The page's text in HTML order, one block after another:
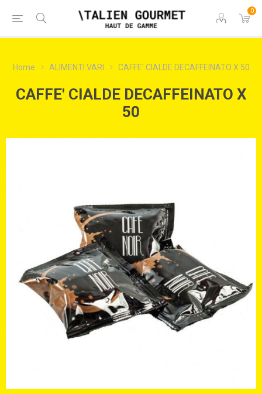
0
Home ALIMENTI VARI CAFFE' CIALDE DECAFFEINATO X 50
CAFFE' CIALDE DECAFFEINATO X
50